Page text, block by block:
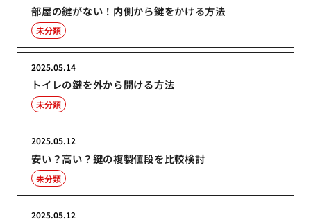
部屋の鍵がない！内側から鍵をかける方法
未分類
トイレの鍵を外から開ける方法
2025.05.14
未分類
安い？高い？鍵の複製値段を比較検討
2025.05.12
未分類
2025.05.12